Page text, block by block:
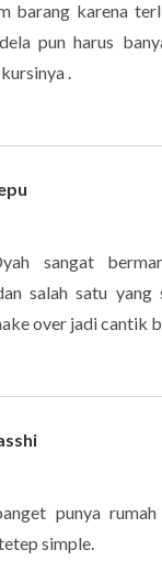
barang karena
pun harus
.
sangat
salah satu
over jadi cantik
punya
simple.